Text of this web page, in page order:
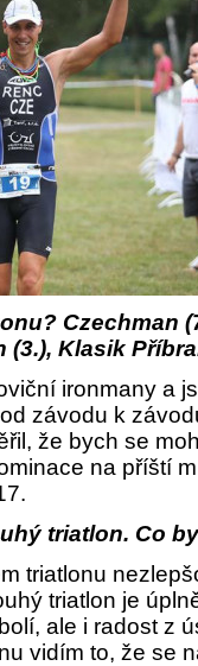
Czechman
(3.), Klasik
ironmany a
závodu k
že bych se
na příští
triatlon. Co
triatlonu
triatlon je
ale i radost z
vidím to, že se